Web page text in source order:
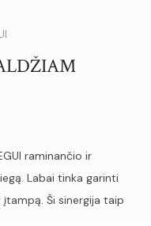
raminančio ir
Labai tinka garinti
Ši sinergija taip